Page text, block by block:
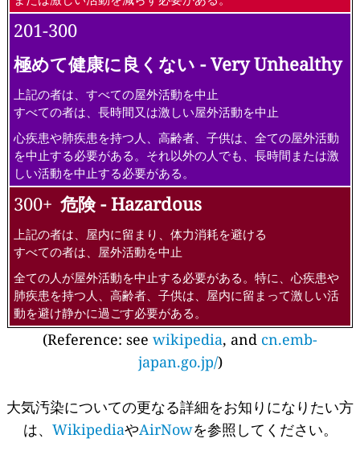
201-300
極めて健康に良くない - Very Unhealthy
上記の者は、すべての屋外活動を中止
すべての者は、長時間又は激しい屋外活動を中止
心疾患や肺疾患を持つ人、高齢者、子供は、全ての屋外活動
を中止する必要がある。それ以外の人でも、長時間または激
しい活動を中止する必要がある。
300+ 危険 - Hazardous
上記の者は、屋内に留まり、体力消耗を避ける
すべての者は、屋外活動を中止
全ての人が屋外活動を中止する必要がある。特に、心疾患や
肺疾患を持つ人、高齢者、子供は、屋内に留まって激しい活
動を避け静かに過ごす必要がある。
(Reference: see wikipedia, and cn.emb-
japan.go.jp/)
大気汚染についての更なる詳細をお知りになりたい方
は、 WikipediaやAirNowを参照してください。